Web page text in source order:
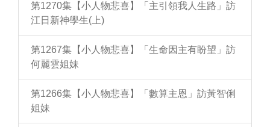
第1270集【小人物悲喜】「主引領我人生路」訪
江日新神學生(上)
第1267集【小人物悲喜】「生命因主有盼望」訪
何麗雲姐妹
第1266集【小人物悲喜】「數算主恩」訪黃智俐
姐妹